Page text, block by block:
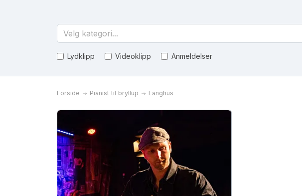
Velg kategori...
Lydklipp Videoklipp Anmeldelser
Forside Pianist til bryllup Langhus